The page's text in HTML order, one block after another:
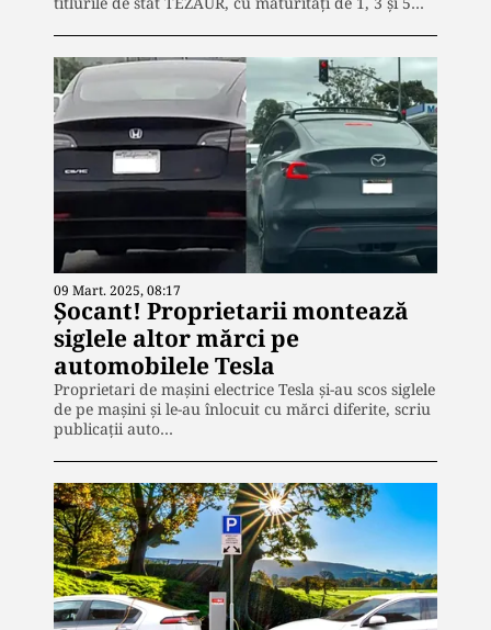
09 Mart. 2025, 08:17
Şocant! Proprietarii montează
siglele altor mărci pe
automobilele Tesla
Proprietari de mașini electrice Tesla și-au scos siglele
de pe mașini și le-au înlocuit cu mărci diferite, scriu
publicaţii auto…